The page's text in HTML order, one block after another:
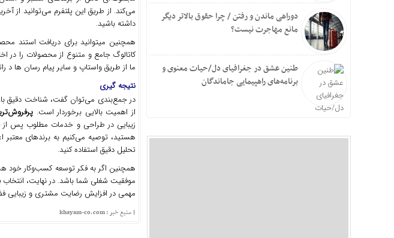
دوراهی ماندن و رفتن / چرا حقوق بالاتر دیگر
مانع مهاجرت نیست؟
طنین عشق در جغرافیای دل/حیات معنوی و
برنامه‌های راهپیمایی جاماندگان
می‌کند. از طریق این پلتفرم می‌توانید
داشته باشید.
همچنین میتوانید برای دریافت استند
کاتالوگ جامع و متنوع از محصولات را در
ما از طریق واستاپ و سایر پیام رسان ها د راتباط
نتیجه گیری
در جمع‌بندی می‌توان گفت، شناخت دقیق
از اهمیت بالایی برخوردار است.
زیبایی در طراحی و خدمات مطلوب پس از
هستید، توصیه می‌کنیم به برندهای معتبر
تحلیل دقیق استفاده کنید.
همچنین اگر به فکر توسعه کسب‌وکار خود
موفقیت شغلی شما باشد. در نهایت، انتخاب
مهمی در افزایش رضایت مشتری و زیبایی
| منبع خبر : khayam-co.com